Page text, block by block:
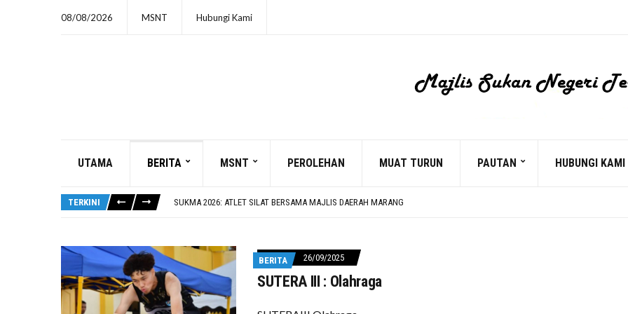
08/08/2026 MSNT Hubungi Kami
UTAMA BERITA MSNT PEROLEHAN MUAT TURUN PAUTAN HUBUNGI KAMI
TERKINI
CERAMAH PERDANA OLEH USTAZ SYED MOHD NORHISYAM TUAN PADANG
SUKMA 2026: ATLET BOLA TAMPAR BERSAMA YB USTAZ RIDZUAN HASHIM
SUKMA 2026: 7 HARI LAGI
BERITA
26/09/2025
SUTERA III : Olahraga